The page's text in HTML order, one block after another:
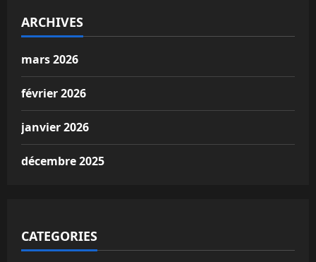
ARCHIVES
mars 2026
février 2026
janvier 2026
décembre 2025
CATEGORIES